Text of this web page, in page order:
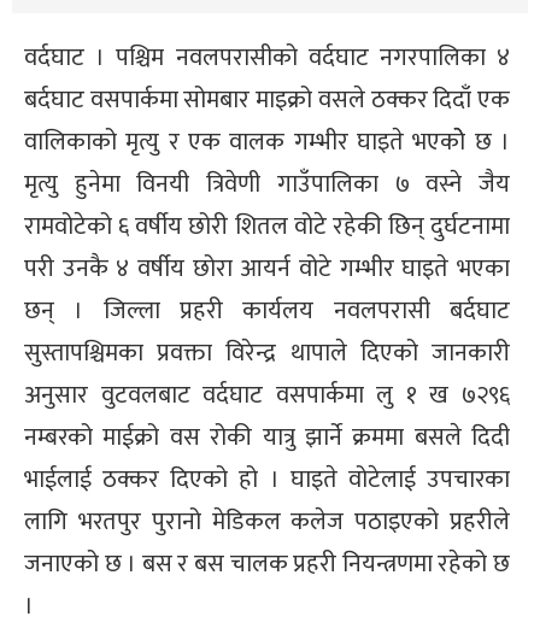
वर्दघाट । पश्चिम नवलपरासीको वर्दघाट नगरपालिका ४
बर्दघाट वसपार्कमा सोमबार माइक्रो वसले ठक्कर दिदाँ एक
वालिकाको मृत्यु र एक वालक गम्भीर घाइते भएकोे छ ।
मृत्यु हुनेमा विनयी त्रिवेणी गाउँपालिका ७ वस्ने जैय
रामवोटेको ६ वर्षीय छोरी शितल वोटे रहेकी छिन् दुर्घटनामा
परी उनकै ४ वर्षीय छोरा आयर्न वोटे गम्भीर घाइते भएका
छन् । जिल्ला प्रहरी कार्यलय नवलपरासी बर्दघाट
सुस्तापश्चिमका प्रवक्ता विरेन्द्र थापाले दिएको जानकारी
अनुसार वुटवलबाट वर्दघाट वसपार्कमा लु १ ख ७२९६
नम्बरको माईक्रो वस रोकी यात्रु झार्ने क्रममा बसले दिदी
भाईलाई ठक्कर दिएको हो । घाइते वोटेलाई उपचारका
लागि भरतपुर पुरानो मेडिकल कलेज पठाइएको प्रहरीले
जनाएको छ । बस र बस चालक प्रहरी नियन्त्रणमा रहेको छ
।